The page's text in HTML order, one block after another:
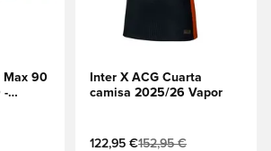
Max 90
-
Inter X ACG Cuarta
camisa 2025/26 Vapor
122,95 €152,95 €